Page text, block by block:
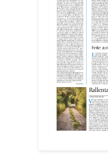
centri di
spazi
ambienti
dignità»,
Tra i
impegnati
casa di